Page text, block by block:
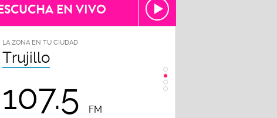
EN VIVO
LA ZONA EN TU CIUDAD
Trujillo
107.5 FM 102.3